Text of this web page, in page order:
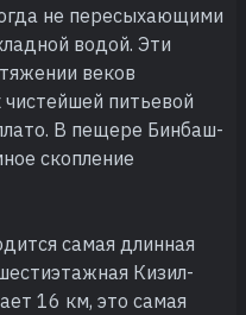
не пересыхающими
водой. Эти
веков
чистейшей питьевой
В пещере Бинбаш-
скопление
самая длинная
Кизил-
16 км, это самая